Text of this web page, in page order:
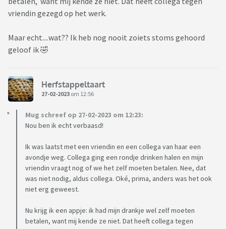
vriendin gezegd op het werk.
Maar echt....wat?? Ik heb nog nooit zoiets stoms gehoord
geloof ik 🤣
Herfstappeltaart
27-02-2023 om 12:56
Mug schreef op 27-02-2023 om 12:23:
Nou ben ik echt verbaasd!
Ik was laatst met een vriendin en een collega van haar een
avondje weg. Collega ging een rondje drinken halen en mijn
vriendin vraagt nog of we het zelf moeten betalen. Nee, dat
was niet nodig, aldus collega. Oké, prima, anders was het ook
niet erg geweest.
Nu krijg ik een appje: ik had mijn drankje wel zelf moeten
betalen, want mij kende ze niet. Dat heeft collega tegen